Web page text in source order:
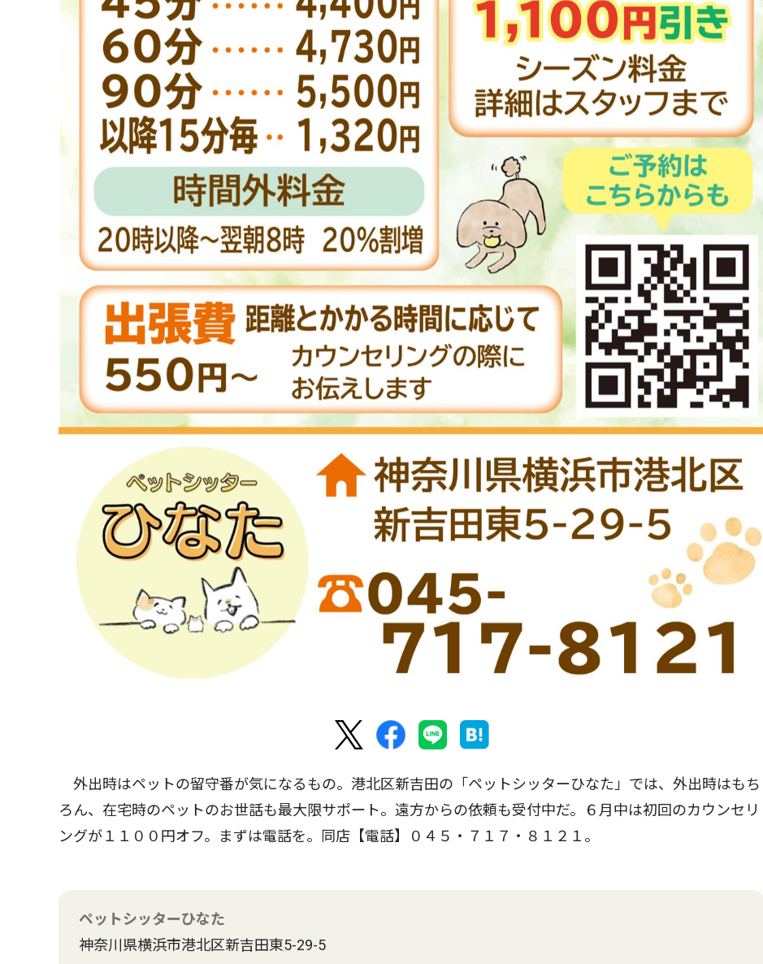
外出時はペットの留守番が気になるもの。港北区新吉田の「ペットシッターひなた」では、外出時はもち
ろん、在宅時のペットのお世話も最大限サポート。遠方からの依頼も受付中だ。６月中は初回のカウンセリ
ングが１１００円オフ。まずは電話を。同店【電話】０４５・７１７・８１２１。
ペットシッターひなた
神奈川県横浜市港北区新吉田東5-29-5